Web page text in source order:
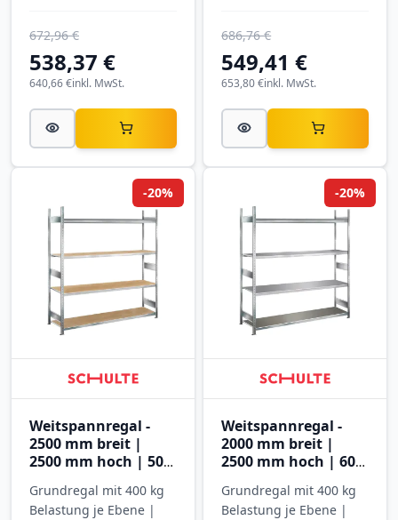
538,37 €
672,96 €
inkl. MwSt.
640,66 €
549,41 €
686,76 €
inkl. MwSt.
653,80 €
Weitspannregal -
2500 mm breit |
2500 mm hoch | 500
mit Spanplatten
Grundregal mit 400 kg
Belastung je Ebene |
-20%
Weitspannregal -
2000 mm breit |
2500 mm hoch | 600
mit Stahlböden
Grundregal mit 400 kg
Belastung je Ebene |
-20%